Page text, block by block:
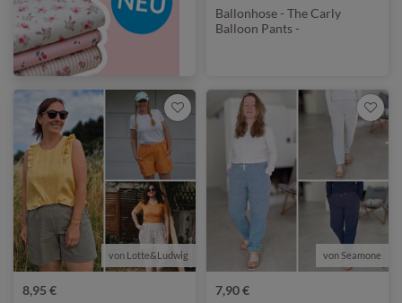
Ballonhose - The Carly
Balloon Pants -
von Lotte&Ludwig
8,95 €
von Seamone
7,90 €